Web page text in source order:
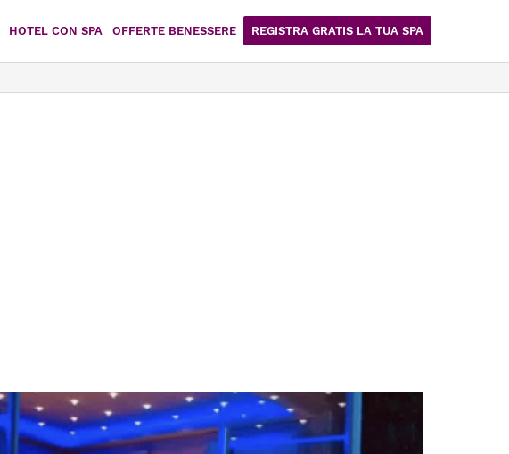
HOTEL CON SPA OFFERTE BENESSERE REGISTRA GRATIS LA TUA SPA